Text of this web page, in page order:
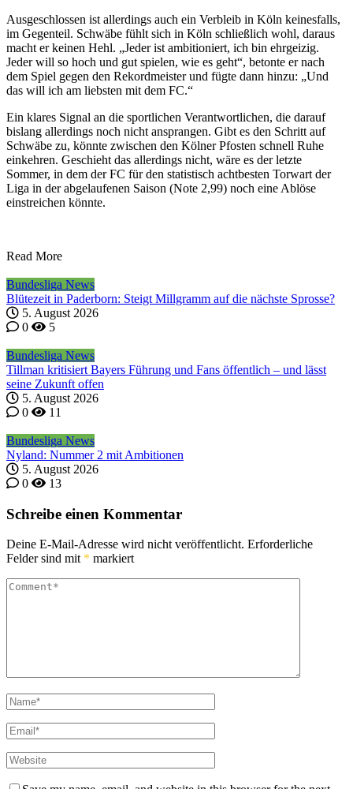
Ausgeschlossen ist allerdings auch ein Verbleib in Köln keinesfalls,
im Gegenteil. Schwäbe fühlt sich in Köln schließlich wohl, daraus
macht er keinen Hehl. „Jeder ist ambitioniert, ich bin ehrgeizig.
Jeder will so hoch und gut spielen, wie es geht“, betonte er nach
dem Spiel gegen den Rekordmeister und fügte dann hinzu: „Und
das will ich am liebsten mit dem FC.“
Ein klares Signal an die sportlichen Verantwortlichen, die darauf
bislang allerdings noch nicht ansprangen. Gibt es den Schritt auf
Schwäbe zu, könnte zwischen den Kölner Pfosten schnell Ruhe
einkehren. Geschieht das allerdings nicht, wäre es der letzte
Sommer, in dem der FC für den statistisch achtbesten Torwart der
Liga in der abgelaufenen Saison (Note 2,99) noch eine Ablöse
einstreichen könnte.
Read More
Bundesliga News
Blütezeit in Paderborn: Steigt Millgramm auf die nächste Sprosse?
5. August 2026
0
5
Bundesliga News
Tillman kritisiert Bayers Führung und Fans öffentlich – und lässt
seine Zukunft offen
5. August 2026
0
11
Bundesliga News
Nyland: Nummer 2 mit Ambitionen
5. August 2026
0
13
Schreibe einen Kommentar
Deine E-Mail-Adresse wird nicht veröffentlicht. Erforderliche
Felder sind mit * markiert